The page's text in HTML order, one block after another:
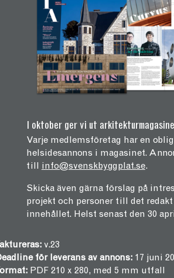
I oktober ger vi ut
Varje medlemsföretag har en
helsidesannons i magasinet.
till info@svenskbyggplat.se.
Skicka även gärna förslag på
projekt och personer till det
innehållet. Helst senast den 30
v.23
för leverans av annons:17 juni
PDF 210 x 280, med 5 mm utfall